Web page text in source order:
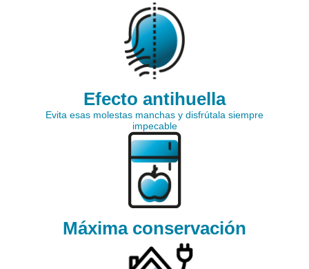
Efecto antihuella
Evita esas molestas manchas y disfrútala siempre
impecable
Máxima conservación